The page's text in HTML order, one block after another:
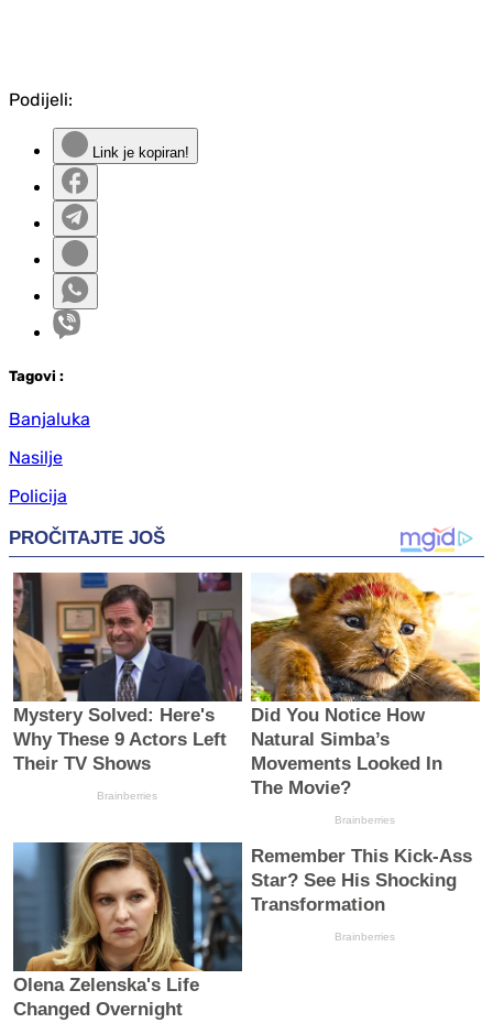
Podijeli:
Link je kopiran!
Tagovi :
Banjaluka
Nasilje
Policija